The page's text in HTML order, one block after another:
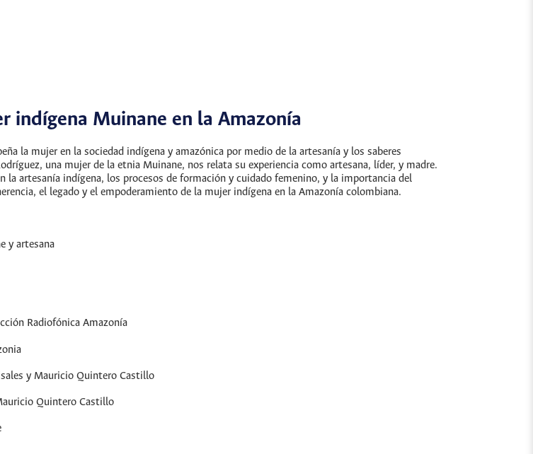
indígena Muinane en la Amazonía
la mujer en la sociedad indígena y amazónica por medio de la artesanía y los saberes
una mujer de la etnia Muinane, nos relata su experiencia como artesana, líder, y madre.
la artesanía indígena, los procesos de formación y cuidado femenino, y la importancia del
el legado y el empoderamiento de la mujer indígena en la Amazonía colombiana.
y artesana
Radiofónica Amazonía
y Mauricio Quintero Castillo
Quintero Castillo